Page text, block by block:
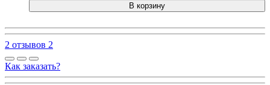
В корзину
2 отзывов 2
Как заказать?